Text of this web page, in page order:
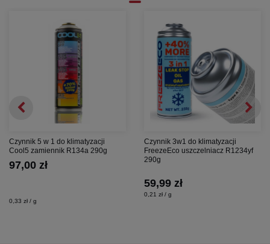
Czynnik 5 w 1 do klimatyzacji
Cool5 zamiennik R134a 290g
97,00 zł
0,33 zł / g
Czynnik 3w1 do klimatyzacji
FreezeEco uszczelniacz R1234yf
290g
59,99 zł
0,21 zł / g